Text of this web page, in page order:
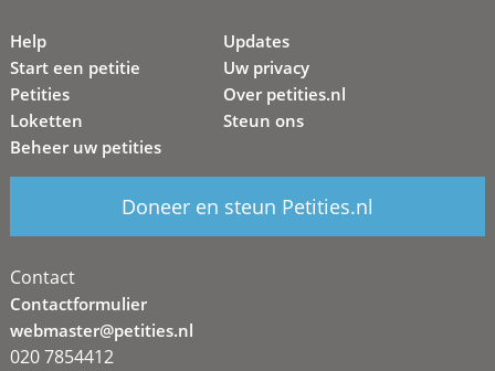
Help
Start een petitie
Petities
Loketten
Beheer uw petities
Updates
Uw privacy
Over petities.nl
Steun ons
Doneer en steun Petities.nl
Contact
Contactformulier
webmaster@petities.nl
020 7854412